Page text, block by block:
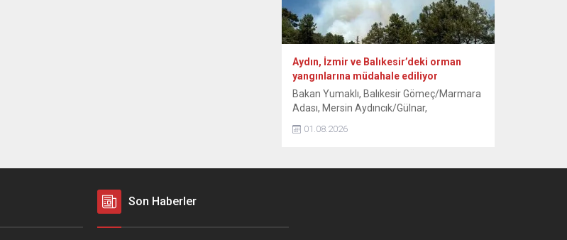
Aydın, İzmir ve Balıkesir’deki orman
yangınlarına müdahale ediliyor
Bakan Yumaklı, Balıkesir Gömeç/Marmara
Adası, Mersin Aydıncık/Gülnar,
Kocaeli/Dilovası orman yangınlarının
01.08.2026
Son Haberler